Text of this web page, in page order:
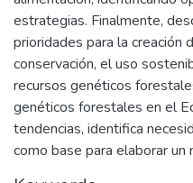
estrategias. Finalmente,
prioridades para la creación
conservación, el uso
recursos genéticos
genéticos forestales en el
tendencias, identifica
como base para elaborar un